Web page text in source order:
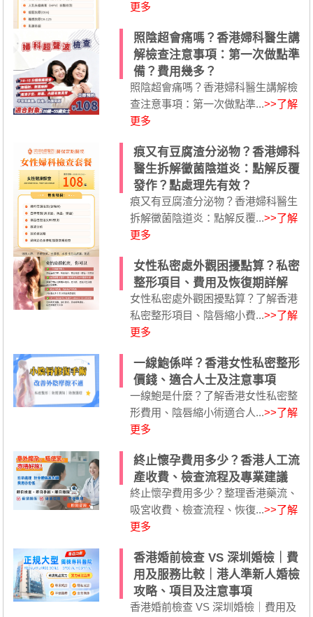
更多
照陰超會痛嗎？香港婦科醫生講
解檢查注意事項：第一次做點準
備？費用幾多？
照陰超會痛嗎？香港婦科醫生講解檢
查注意事項：第一次做點準...>>了解
更多
痕又有豆腐渣分泌物？香港婦科
醫生拆解黴菌陰道炎：點解反覆
發作？點處理先有效？
痕又有豆腐渣分泌物？香港婦科醫生
拆解黴菌陰道炎：點解反覆...>>了解
更多
女性私密處外觀困擾點算？私密
整形項目、費用及恢復期詳解
女性私密處外觀困擾點算？了解香港
私密整形項目、陰唇縮小費...>>了解
更多
一線鮑係咩？香港女性私密整形
價錢、適合人士及注意事項
一線鮑是什麼？了解香港女性私密整
形費用、陰唇縮小術適合人...>>了解
更多
終止懷孕費用多少？香港人工流
產收費、檢查流程及專業建議
終止懷孕費用多少？整理香港藥流、
吸宮收費、檢查流程、恢復...>>了解
更多
香港婚前檢查 VS 深圳婚檢｜費
用及服務比較｜港人準新人婚檢
攻略、項目及注意事項
香港婚前檢查 VS 深圳婚檢｜費用及